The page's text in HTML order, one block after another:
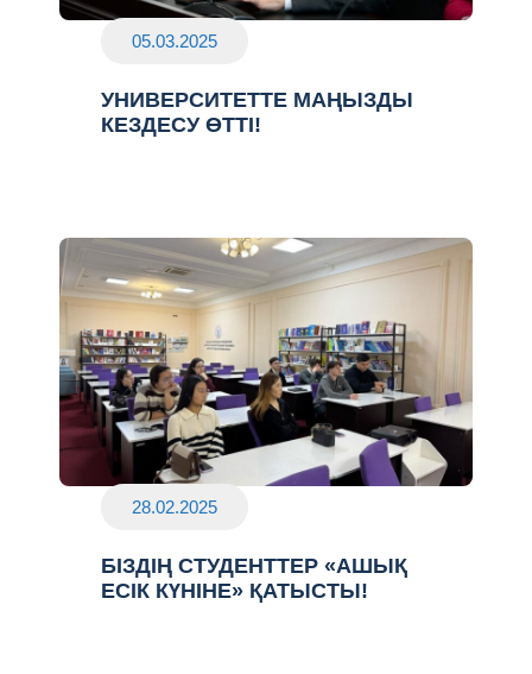
05.03.2025
УНИВЕРСИТЕТТЕ МАҢЫЗДЫ
КЕЗДЕСУ ӨТТІ!
28.02.2025
БІЗДІҢ СТУДЕНТТЕР «АШЫҚ
ЕСІК КҮНІНЕ» ҚАТЫСТЫ!